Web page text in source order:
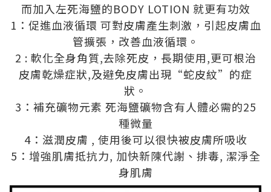
而加入左死海鹽的BODY LOTION 就更有功效
1：促進血液循環 可對皮膚產生刺激，引起皮膚血
管擴張，改善血液循環。
2 : 軟化全身角質,去除死皮，長期使用,更可根治
皮膚乾燥症狀,及避免皮膚出現“蛇皮紋”的症
狀。
3：補充礦物元素 死海鹽礦物含有人體必需的25
種微量
4：滋潤皮膚 , 使用後可以很快被皮膚所吸收
5：增強肌膚抵抗力, 加快新陳代謝、排毒, 潔淨全
身肌膚